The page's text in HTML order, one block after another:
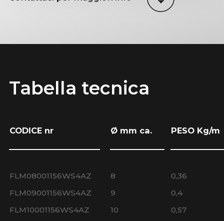
Tabella tecnica
CODICE nr Ø mm ca. PESO Kg/m
FLM08001156WS4AZ 8
0,36
FLM09001156WS4AZ
9
0,4
FLM10001156WS4AZ
10
0,57